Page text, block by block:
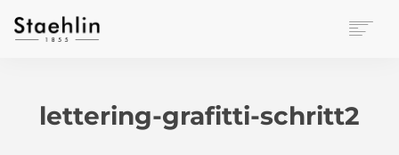
BÜROWELT
lettering-grafitti-schritt2